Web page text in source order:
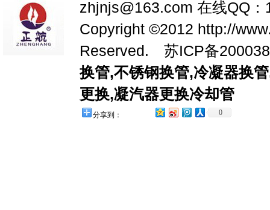
zhjnjs@163.com 在线QQ：
Copyright ©2012 http://
Reserved. 苏ICP备
换管,不锈钢换管,冷凝器换管
更换,凝汽器更换冷却管
分享到： 0